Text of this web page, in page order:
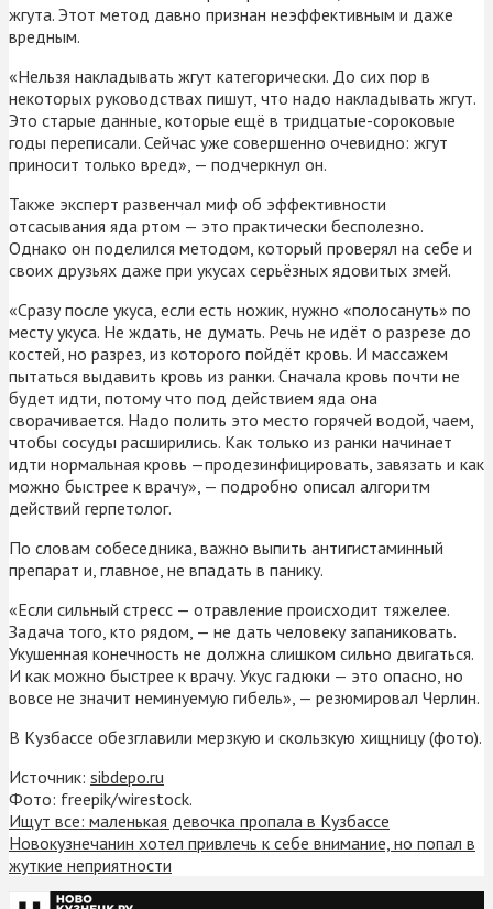
жгута. Этот метод давно признан неэффективным и даже
вредным.
«Нельзя накладывать жгут категорически. До сих пор в
некоторых руководствах пишут, что надо накладывать жгут.
Это старые данные, которые ещё в тридцатые-сороковые
годы переписали. Сейчас уже совершенно очевидно: жгут
приносит только вред», — подчеркнул он.
Также эксперт развенчал миф об эффективности
отсасывания яда ртом — это практически бесполезно.
Однако он поделился методом, который проверял на себе и
своих друзьях даже при укусах серьёзных ядовитых змей.
«Сразу после укуса, если есть ножик, нужно «полосануть» по
месту укуса. Не ждать, не думать. Речь не идёт о разрезе до
костей, но разрез, из которого пойдёт кровь. И массажем
пытаться выдавить кровь из ранки. Сначала кровь почти не
будет идти, потому что под действием яда она
сворачивается. Надо полить это место горячей водой, чаем,
чтобы сосуды расширились. Как только из ранки начинает
идти нормальная кровь —продезинфицировать, завязать и как
можно быстрее к врачу», — подробно описал алгоритм
действий герпетолог.
По словам собеседника, важно выпить антигистаминный
препарат и, главное, не впадать в панику.
«Если сильный стресс — отравление происходит тяжелее.
Задача того, кто рядом, — не дать человеку запаниковать.
Укушенная конечность не должна слишком сильно двигаться.
И как можно быстрее к врачу. Укус гадюки — это опасно, но
вовсе не значит неминуемую гибель», — резюмировал Черлин.
В Кузбассе обезглавили мерзкую и скользкую хищницу (фото).
Источник: sibdepo.ru
Фото: freepik/wirestock.
Ищут все: маленькая девочка пропала в Кузбассе
Новокузнечанин хотел привлечь к себе внимание, но попал в
жуткие неприятности